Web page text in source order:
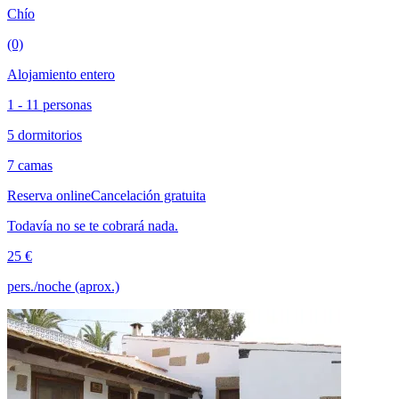
Chío
(0)
Alojamiento entero
1 - 11 personas
5 dormitorios
7 camas
Reserva onlineCancelación gratuita
Todavía no se te cobrará nada.
25 €
pers./noche (aprox.)